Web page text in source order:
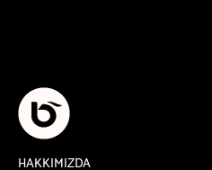
HAKKIMIZDA